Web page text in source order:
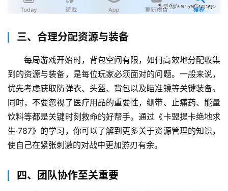
三、合理分配资源与装备
每局游戏开始时，背包空间有限，如何高效地分配收集
到的资源与装备，是每位玩家必须面对的问题。一般来说，
优先考虑获取防弹衣、头盔、背包以及瞄准镜等关键装备。
同时，不要忽视了医疗用品的重要性，绷带、止痛药、能量
饮料等都是关键时刻救命的好帮手。通过《卡盟提卡绝地求
生·787》的学习，你可以了解到更多关于资源管理的知识，
使自己在紧张刺激的对战中更加游刃有余。
四、团队协作至关重要